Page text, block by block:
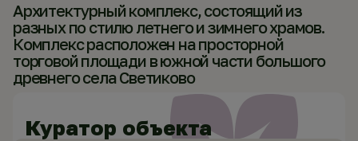
Архитектурный комплекс, состоящий из
разных по стилю летнего и зимнего храмов.
Комплекс расположен на просторной
торговой площади в южной части большого
древнего села Светиково
Куратор объекта